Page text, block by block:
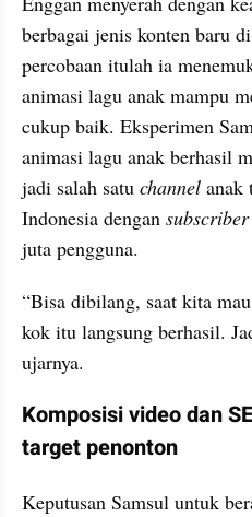
berbagai jenis konten baru
percobaan itulah ia
animasi lagu anak mampu
cukup baik. Eksperimen
animasi lagu anak berhasil
jadi salah satu channel anak
Indonesia dengan subscriber
juta pengguna.
“Bisa dibilang, saat kita
kok itu langsung berhasil.
ujarnya.
Komposisi video dan
target penonton
Keputusan Samsul untuk